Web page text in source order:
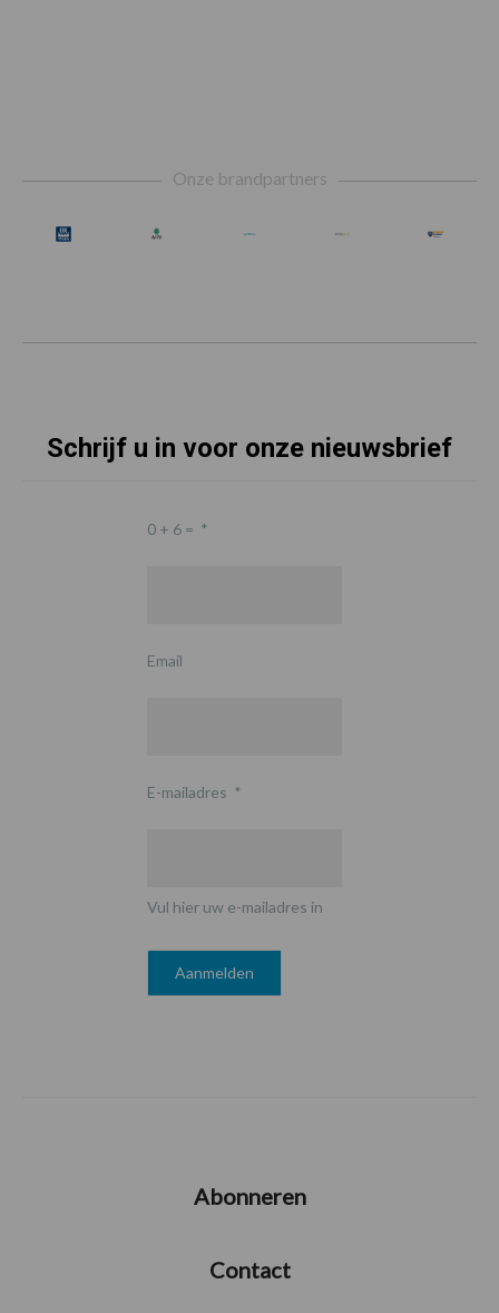
Onze brandpartners
Schrijf u in voor onze nieuwsbrief
0 + 6 = *
Email
E-mailadres *
Vul hier uw e-mailadres in
Abonneren
Contact